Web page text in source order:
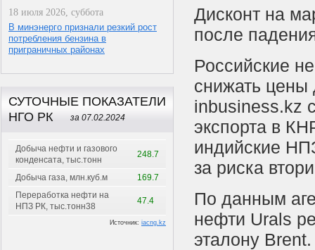
18 июля 2026, суббота
В минэнерго признали резкий рост
потребления бензина в
приграничных районах
СУТОЧНЫЕ ПОКАЗАТЕЛИ
НГО РК
за 07.02.2024
Добыча нефти и газового
конденсата, тыс.тонн
248.7
Добыча газа, млн.куб.м
169.7
Переработка нефти на
НПЗ РК, тыс.тонн38
47.4
Источник: iacng.kz
Дисконт на
после
Российские
снижать цены
inbusiness.kz
экспорта в
индийские
за риска
По данным
нефти Urals
эталону